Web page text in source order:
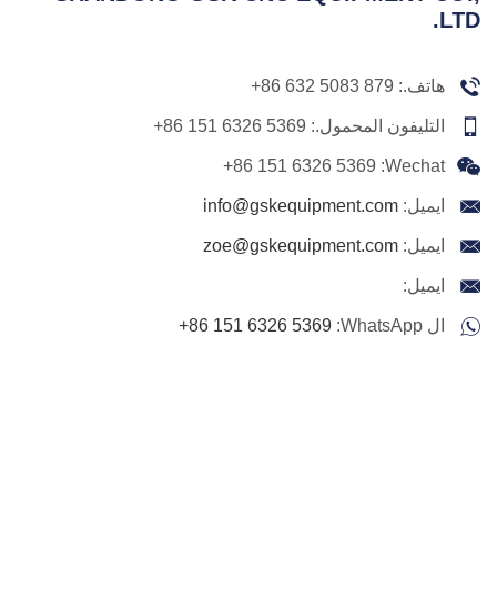
LTD.
هاتف.: +86 632 5083 879
التليفون المحمول.: +86 151 6326 5369
Wechat:
+86 151 6326 5369
ايميل: info@gskequipment.com
ايميل: zoe@gskequipment.com
ايميل:
ال WhatsApp: +86 151 6326 5369